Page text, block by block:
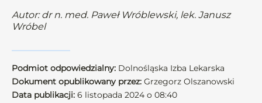
Autor: dr n. med. Paweł Wróblewski, lek. Janusz
Wróbel
Podmiot odpowiedzialny: Dolnośląska Izba Lekarska
Dokument opublikowany przez: Grzegorz Olszanowski
Data publikacji: 6 listopada 2024 o 08:40